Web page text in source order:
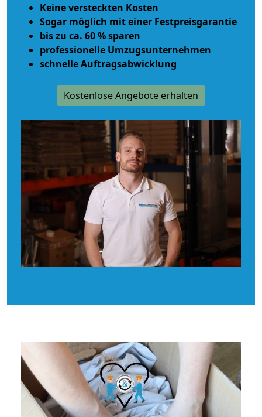
Keine versteckten Kosten
Sogar möglich mit einer Festpreisgarantie
bis zu ca. 60 % sparen
professionelle Umzugsunternehmen
schnelle Auftragsabwicklung
Kostenlose Angebote erhalten